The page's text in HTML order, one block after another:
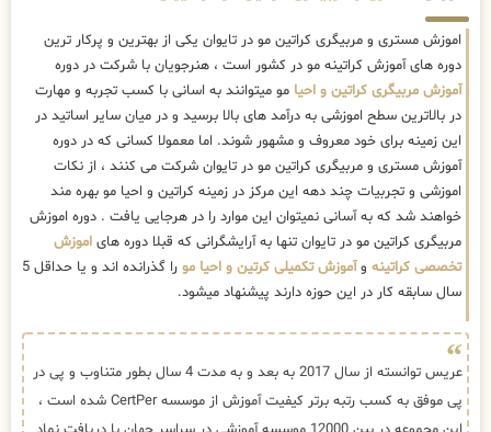
اموزش مستری و مربیگری کراتین مو در تایوان یکی از بهترین و پرکار ترین
دوره های آموزش کراتینه مو در کشور است ، هنرجویان با شرکت در دوره
آموزش مربیگری کراتین و احیا مو میتوانند به اسانی با کسب تجربه و مهارت
در بالاترین سطح اموزشی به درآمد های بالا برسید و در میان سایر اساتید در
این زمینه برای خود معروف و مشهور شوند. اما معمولا کسانی که در دوره
آموزش مستری و مربیگری کراتین مو در تایوان شرکت می کنند ، از نکات
اموزشی و تجربیات چند دهه این مرکز در زمینه کراتین و احیا مو بهره مند
خواهند شد که به آسانی نمیتوان این موارد را در هرجایی یافت . دوره اموزش
مربیگری کراتین مو در تایوان تنها به آرایشگرانی که قبلا دوره های اموزش
تخصصی کراتینه وآموزش تکمیلی کرتین و احیا مو
را گذرانده اند و یا حداقل 5
سال سابقه کار در این حوزه دارند پیشنهاد میشود.
عریس توانسته از سال 2017 به بعد و به مدت 4 سال بطور متناوب و پی در
پی موفق به کسب رتبه برتر کیفیت آموزش از موسسه CertPer شده است ،